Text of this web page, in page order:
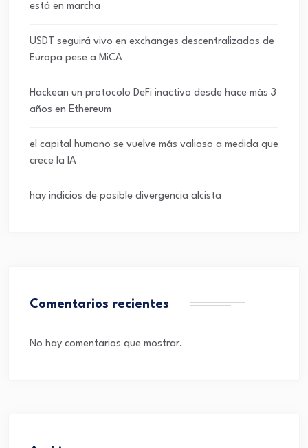
está en marcha
USDT seguirá vivo en exchanges descentralizados de
Europa pese a MiCA
Hackean un protocolo DeFi inactivo desde hace más 3
años en Ethereum
el capital humano se vuelve más valioso a medida que
crece la IA
hay indicios de posible divergencia alcista
Comentarios recientes
No hay comentarios que mostrar.